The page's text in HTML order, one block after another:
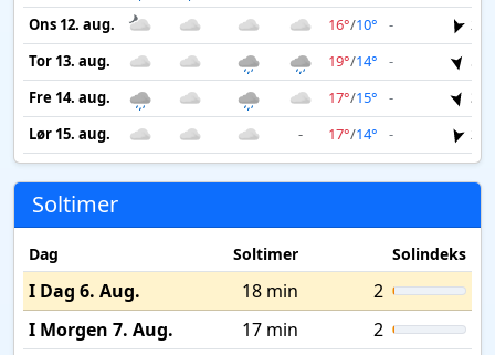
Ons 12. aug.
16°/10° -
2
Tor 13. aug.
19°/14° -
5
Fre 14. aug.
17°/15° -
3
Lør 15. aug.
- 17°/14° - 2
Soltimer
Dag Soltimer Solindeks
I Dag 6. Aug. 18 min
2
I Morgen 7. Aug.
17 min
2